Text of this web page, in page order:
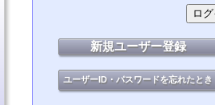
新規ユーザー登録
ユーザーID・パスワードを忘れたとき